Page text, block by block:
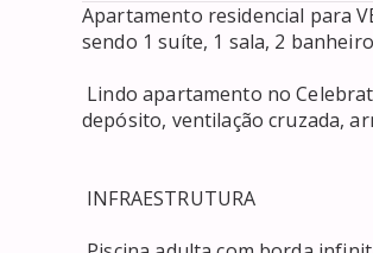
Apartamento residencial para
sendo 1 suíte, 1 sala, 2
depósito, ventilação cruzada,